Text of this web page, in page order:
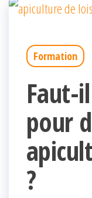
Formation
Faut-
pour
?